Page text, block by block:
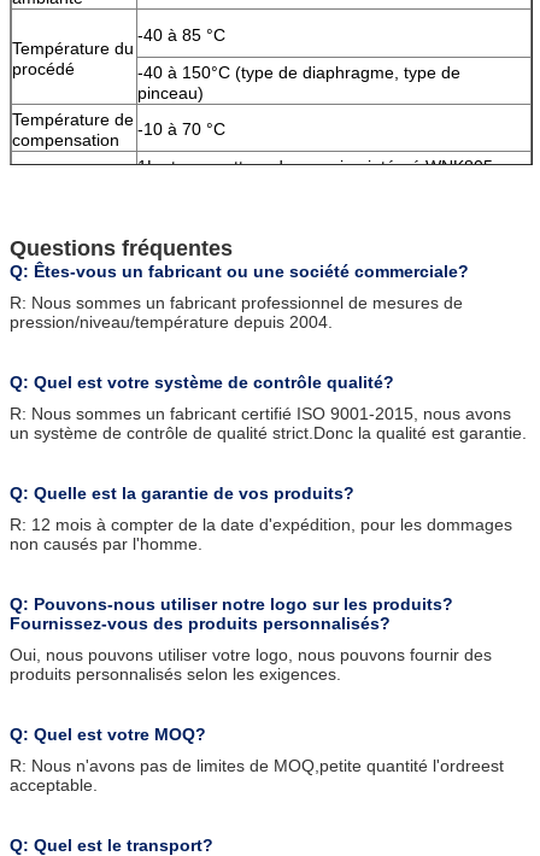
Température du
procédé
-40 à 85 °C
-40 à 150°C (type de diaphragme, type de
pinceau)
Température de
compensation
-10 à 70 °C
Caractéristiques
1Le transmetteur de pression intégré WNK805
2.Avec une compensation précise des
caractéristiques de température, il peut être utilisé
de manière fiable et stable
3.Il convient à la mesure de la pression des gaz,
des milieux corrosifs.
Questions fréquentes
Q: Êtes-vous un fabricant ou une société commerciale?
R: Nous sommes un fabricant professionnel de mesures de
pression/niveau/température depuis 2004.
Q: Quel est votre système de contrôle qualité?
R: Nous sommes un fabricant certifié ISO 9001-2015, nous avons
un système de contrôle de qualité strict.Donc la qualité est garantie.
Q: Quelle est la garantie de vos produits?
R: 12 mois à compter de la date d'expédition, pour les dommages
non causés par l'homme.
Q: Pouvons-nous utiliser notre logo sur les produits?
Fournissez-vous des produits personnalisés?
Oui, nous pouvons utiliser votre logo, nous pouvons fournir des
produits personnalisés selon les exigences.
Q: Quel est votre MOQ?
R: Nous n'avons pas de limites de MOQ, petite quantité l'ordreest
acceptable.
Q: Quel est le transport?